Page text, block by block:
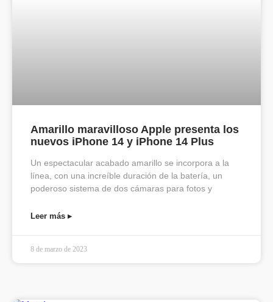
Amarillo maravilloso Apple presenta los
nuevos iPhone 14 y iPhone 14 Plus
Un espectacular acabado amarillo se incorpora a la
línea, con una increíble duración de la batería, un
poderoso sistema de dos cámaras para fotos y
Leer más ▸
8 de marzo de 2023